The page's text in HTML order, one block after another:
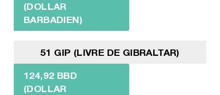
(DOLLAR
BARBADIEN)
51 GIP (LIVRE DE GIBRALTAR)
124,92 BBD
(DOLLAR